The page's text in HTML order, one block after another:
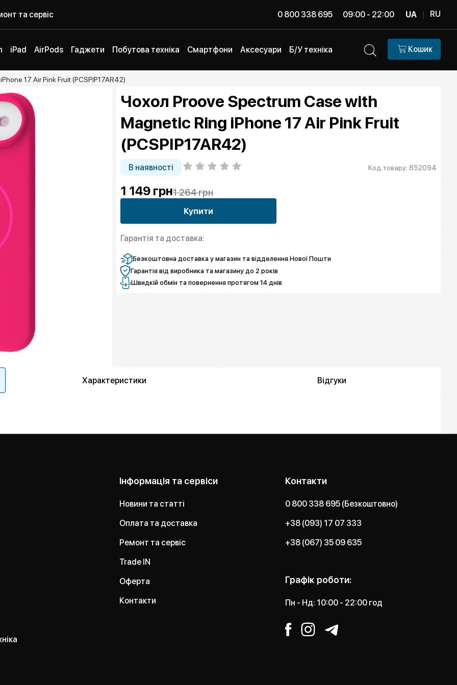
та сервіс 0 800 338 695 09:00 - 22:00 UA | RU
iPad AirPods Гаджети Побутова техніка Смартфони Аксесуари Б/У техніка Кошик
17 Air Pink Fruit (PCSPIP17AR42)
Чохол Proove Spectrum Case with
Magnetic Ring iPhone 17 Air Pink Fruit
(PCSPIP17AR42)
В наявності Код товару: 852094
1 149 грн1 264 грн
Купити
Гарантія та доставка:
Безкоштовна доставка у магазин та відделення Нової Пошти
Гарантія від виробника та магазину до 2 років
Швидкій обмін та повернення протягом 14 днів
Характеристики Відгуки
Інформація та сервіси
Новини та статті
Оплата та доставка
Ремонт та сервіс
Trade IN
Оферта
Контакти
Контакти
0 800 338 695 (Безкоштовно)
+38 (093) 17 07 333
+38 (067) 35 09 635
Графік роботи:
Пн - Нд: 10:00 - 22:00 год